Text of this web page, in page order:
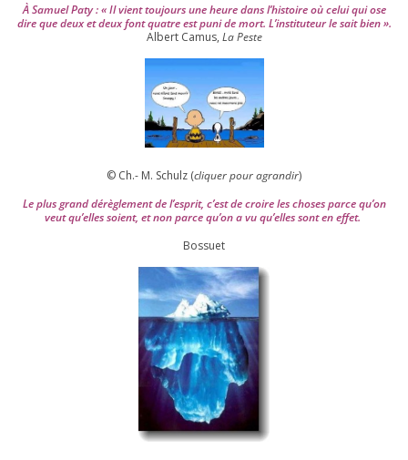
À Samuel Paty : « Il vient tou­jours une heure dans l’his­toire où celui qui ose
dire que deux et deux font quatre est puni de mort. L’instituteur le sait bien ».
Albert Camus, La Peste
© Ch.- M. Schulz (cli­quer pour agran­dir)
Le plus grand dérè­gle­ment de l’es­prit, c’est de croire les choses parce qu’on
veut qu’elles soient, et non parce qu’on a vu qu’elles sont en effet.
Bossuet